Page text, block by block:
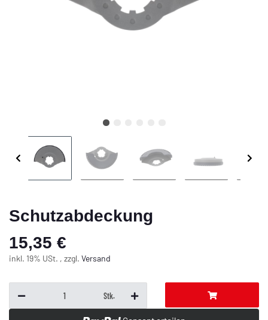
Schutzabdeckung
15,35 €
inkl. 19% USt. , zzgl. Versand
Stk.